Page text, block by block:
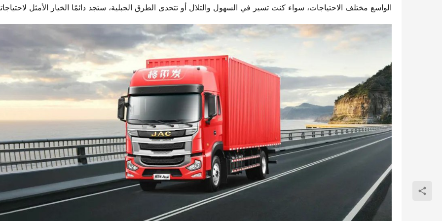
الواسع مختلف الاحتياجات، سواء كنت تسير في السهول والتلال أو تتحدى الطرق الجبلية، ستجد دائمًا الخيار الأمثل